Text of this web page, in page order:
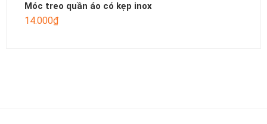
Móc treo quần áo có kẹp inox
14.000₫